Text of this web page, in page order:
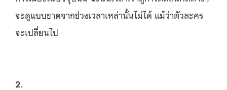
จะดูแบบขาดจากช่วงเวลาเหล่านั้นไม่ได้ แม้ว่าตัวละคร
จะเปลี่ยนไป
2.